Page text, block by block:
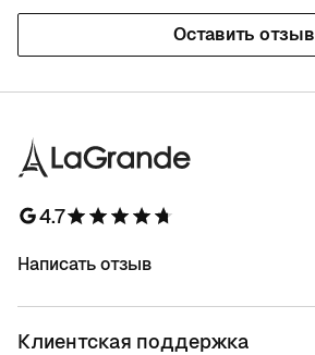
Оставить отзыв
4.7
Написать отзыв
Клиентская поддержка